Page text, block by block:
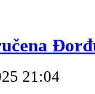
21:04